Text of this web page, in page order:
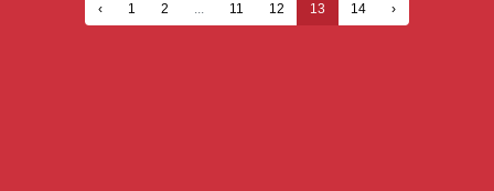
‹ 1 2 ... 11 12 13 14 ›